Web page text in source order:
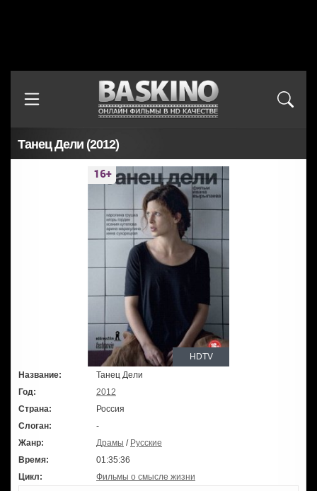
Танец Дели (2012)
HDTV
Название:
Танец Дели
Год:
2012
Страна:
Россия
Слоган:
-
Жанр:
Драмы / Русские
Время:
01:35:36
Цикл:
Фильмы о смысле жизни